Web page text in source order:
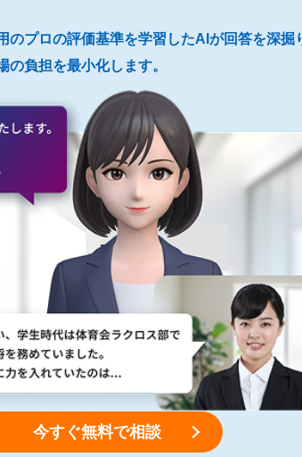
のプロの評価基準を学習したAIが回答を深掘
負担を最小化します。
今すぐ無料で相談